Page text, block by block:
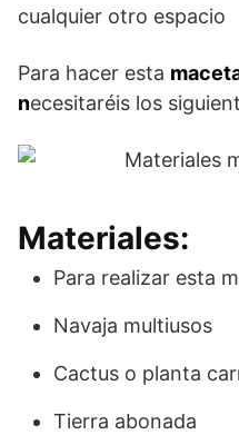
cualquier otro espacio
Para hacer esta
necesitaréis los
Materiales:
Para realizar esta
Navaja multiusos
Cactus o planta
Tierra abonada